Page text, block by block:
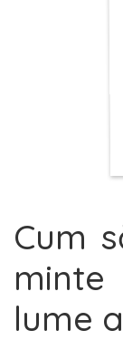
Cum
lume